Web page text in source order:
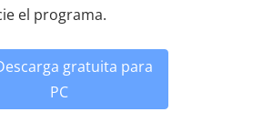
el programa.
gratuita para
PC